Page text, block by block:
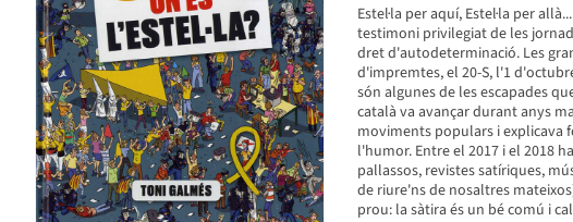
Estel·la per aquí, Estel·la per
testimoni privilegiat de les
dret d'autodeterminació. Les
d'impremtes, el 20-S, l'1
són algunes de les escapades
català va avançar durant anys
moviments populars i explicava
l'humor. Entre el 2017 i el 2018
pallassos, revistes satíriques,
de riure'ns de nosaltres
prou: la sàtira és un bé comú i